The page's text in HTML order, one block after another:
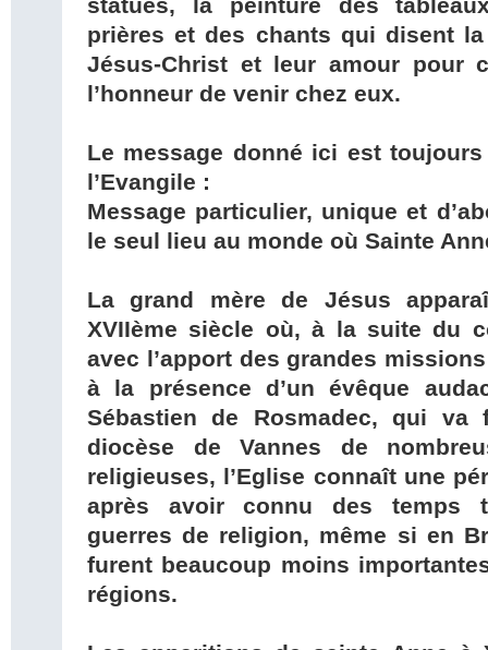
statues, la peinture des
prières et des chants qui disent
Jésus-Christ et leur amour pour
l’honneur de venir chez eux.
Le message donné ici est toujours
l’Evangile :
Message particulier, unique et
le seul lieu au monde où Sainte
La grand mère de Jésus
XVIIème siècle où, à la suite du
avec l’apport des grandes
à la présence d’un évêque
Sébastien de Rosmadec, qui
diocèse de Vannes de
religieuses, l’Eglise connaît une
après avoir connu des temps
guerres de religion, même si en
furent beaucoup moins
régions.